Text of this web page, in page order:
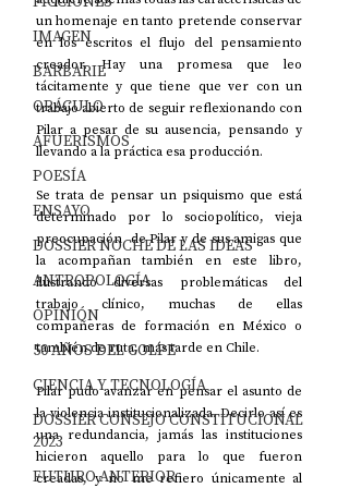
IMAGEN
BARBARIE
ORÁCULO
AFUERISMOS
POESÍA
ENSAYO
DOSSIER NOCHE DE LAS IDEAS
ANTROPOLOGÍA
OPINIÓN
50 AÑOS DEL GOLPE
CIENCIA Y TECNOLOGÍA
DOSSIER CONSEJO CONSTITUCIONAL
2023
FUTURO ANTERIOR
un homenaje en tanto pretende conservar
en los escritos el flujo del pensamiento
creador. Hay una promesa que leo
tácitamente y que tiene que ver con un
trabajo abierto de seguir reflexionando con
Pilar a pesar de su ausencia, pensando y
llevando a la práctica esa producción.
Se trata de pensar un psiquismo que está
determinado por lo sociopolítico, vieja
preocupación  de Pilar y de sus amigas que
la acompañan también en este libro,
ilustrando diversas problemáticas del
trabajo clínico, muchas de ellas
compañeras de formación en México o
también de ruta, más tarde en Chile.
Pilar pudo avanzar en pensar el asunto de
la violencia institucionalizada. Decirlo así es
una redundancia, jamás las instituciones
hicieron aquello para lo que fueron
creadas, y no me refiero únicamente al